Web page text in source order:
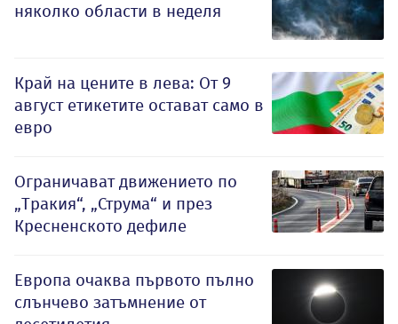
няколко области в неделя
Край на цените в лева: От 9
август етикетите остават само в
евро
Ограничават движението по
„Тракия“, „Струма“ и през
Кресненското дефиле
Европа очаква първото пълно
слънчево затъмнение от